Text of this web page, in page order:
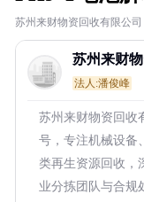
苏州来财物资回收有限公司
苏州来财
法人:潘俊峰
苏州来财物资回收
号，专注机械设备
类再生资源回收，
业分拣团队与合规